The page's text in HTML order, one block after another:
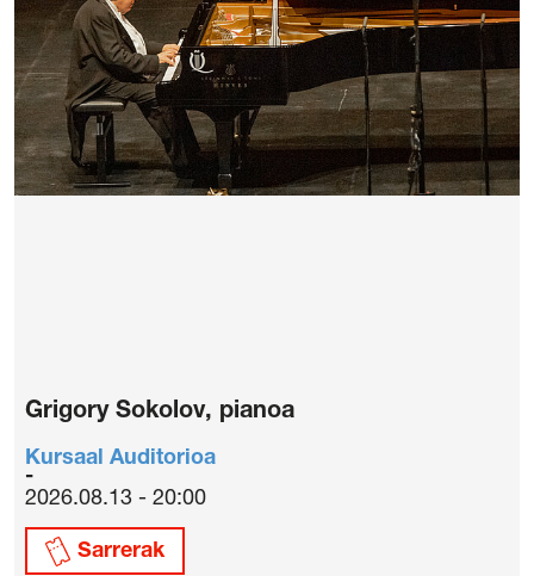
Grigory Sokolov, pianoa
Kursaal Auditorioa
2026.08.13 - 20:00
Sarrerak